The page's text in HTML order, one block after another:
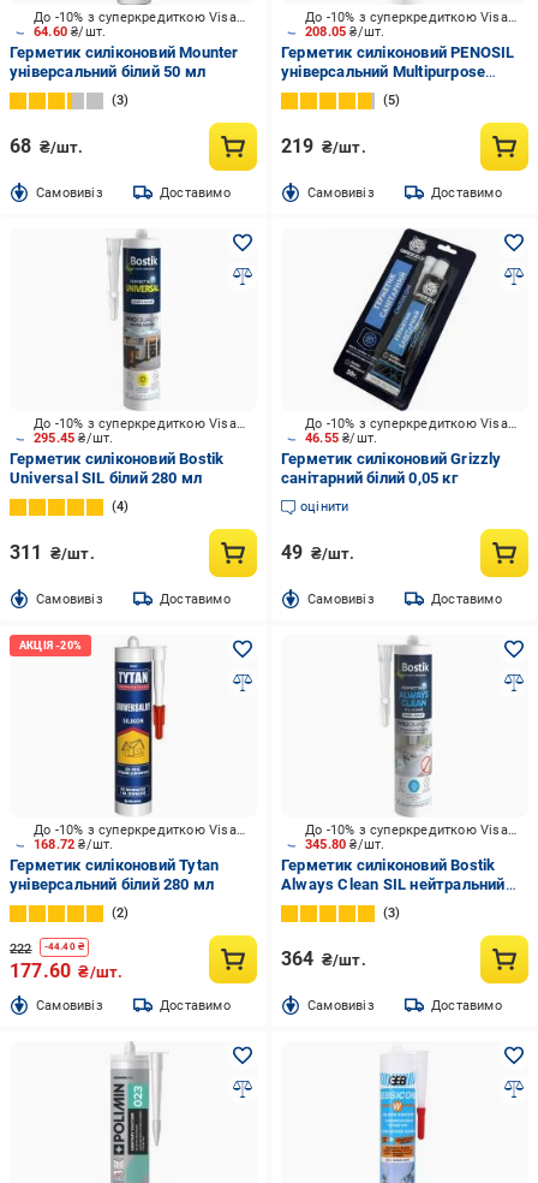
64.60₴/шт.
До -10% з суперкредиткою Visa Вигода
Герметик силіконовий Mounter
універсальний білий 50 мл
3
68 ₴/шт.
Cамовивіз Доставимо
208.05₴/шт.
До -10% з суперкредиткою Visa Вигода
Герметик силіконовий PENOSIL
універсальний Multipurpose
Silicone 315c білий 310 мл
5
219 ₴/шт.
Cамовивіз Доставимо
295.45₴/шт.
До -10% з суперкредиткою Visa Вигода
Герметик силіконовий Bostik
Universal SIL білий 280 мл
4
311 ₴/шт.
Cамовивіз Доставимо
46.55₴/шт.
До -10% з суперкредиткою Visa Вигода
Герметик силіконовий Grizzly
санітарний білий 0,05 кг
оцінити
49 ₴/шт.
Cамовивіз Доставимо
168.72₴/шт.
До -10% з суперкредиткою Visa Вигода
Герметик силіконовий Tytan
універсальний білий 280 мл
2
222 -44.40₴
177.60 ₴/шт.
Cамовивіз Доставимо
345.80₴/шт.
До -10% з суперкредиткою Visa Вигода
Герметик силіконовий Bostik
Always Clean SIL нейтральний
білий 280 мл
3
364 ₴/шт.
Cамовивіз Доставимо